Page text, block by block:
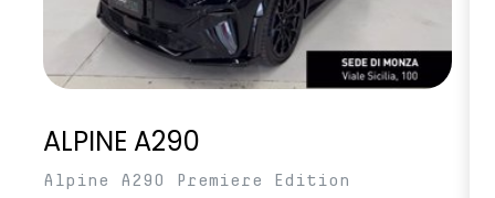
volante riscaldato
ALPINE A290
Alpine A290 Premiere Edition